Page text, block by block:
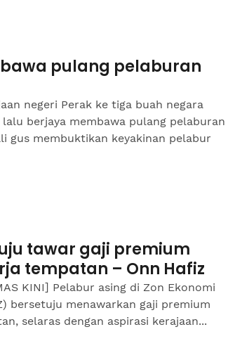
bawa pulang pelaburan
negeri Perak ke tiga buah negara
berjaya membawa pulang pelaburan
gus membuktikan keyakinan pelabur
tawar gaji premium
tempatan – Onn Hafiz
KINI] Pelabur asing di Zon Ekonomi
bersetuju menawarkan gaji premium
selaras dengan aspirasi kerajaan...